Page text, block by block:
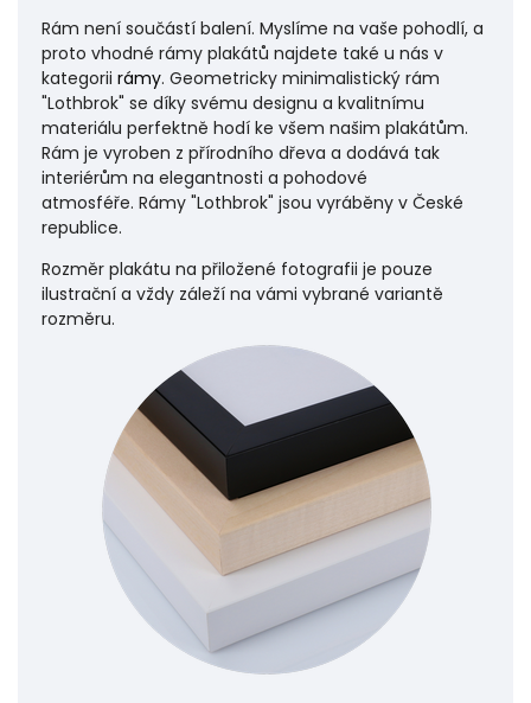
Rám není součástí balení. Myslíme na vaše pohodlí, a
proto vhodné rámy plakátů najdete také u nás v
kategorii rámy. Geometricky minimalistický rám
"Lothbrok" se díky svému designu a kvalitnímu
materiálu perfektně hodí ke všem našim plakátům.
Rám je vyroben z přírodního dřeva a dodává tak
interiérům na elegantnosti a pohodové
atmosféře. Rámy "Lothbrok" jsou vyráběny v České
republice.
Rozměr plakátu na přiložené fotografii je pouze
ilustrační a vždy záleží na vámi vybrané variantě
rozměru.